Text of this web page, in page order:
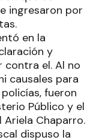
ingresaron por
en la
y
contra el. Al no
causales para
fueron
Público y el
Chaparro.
dispuso la